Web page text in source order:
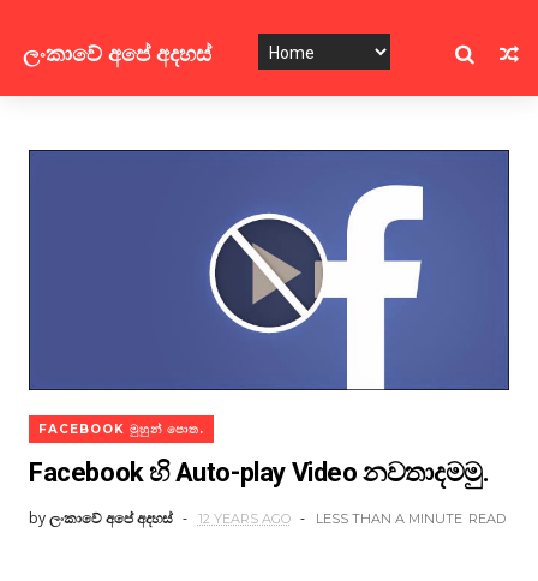
ලංකාවේ අපේ අදහස්
FACEBOOK මුහුන් පොත.
Facebook හි Auto-play Video නවතාදමමු.
byලංකාවේ අපේ අදහස් 12 YEARS AGO LESS THAN A MINUTE READ